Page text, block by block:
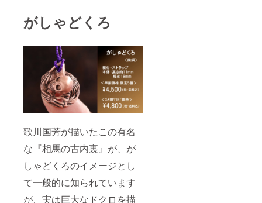
がしゃどくろ
歌川国芳が描いたこの有名
な『相馬の古内裏』が、が
しゃどくろのイメージとし
て一般的に知られています
が、実は巨大なドクロを描